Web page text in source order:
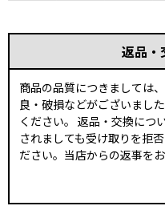
返品・
商品の品質につきましては
良・破損などがございまし
ください。 返品・交換につ
されましても受け取りを拒
ださい。当店からの返事を